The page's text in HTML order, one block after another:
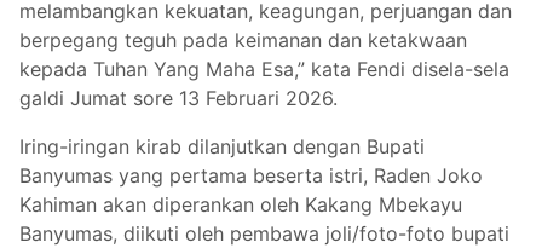
melambangkan kekuatan, keagungan, perjuangan dan
berpegang teguh pada keimanan dan ketakwaan
kepada Tuhan Yang Maha Esa,” kata Fendi disela-sela
galdi Jumat sore 13 Februari 2026.
Iring-iringan kirab dilanjutkan dengan Bupati
Banyumas yang pertama beserta istri, Raden Joko
Kahiman akan diperankan oleh Kakang Mbekayu
Banyumas, diikuti oleh pembawa joli/foto-foto bupati